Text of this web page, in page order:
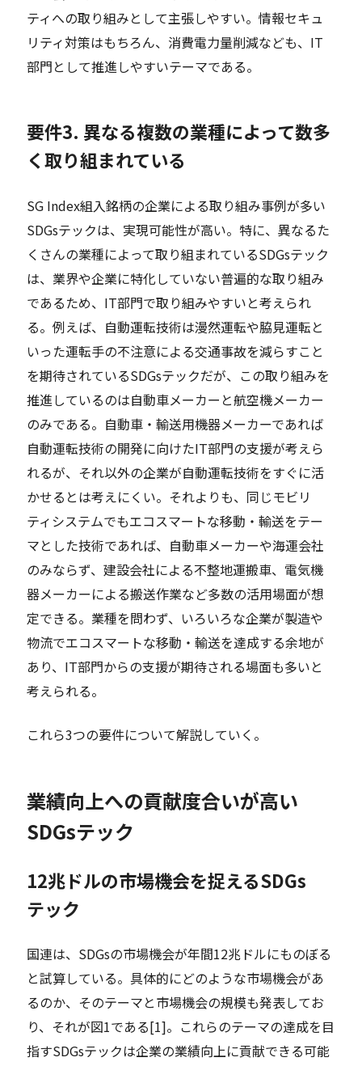
ティへの取り組みとして主張しやすい。情報セキュ
リティ対策はもちろん、消費電力量削減なども、IT
部門として推進しやすいテーマである。
要件3. 異なる複数の業種によって数多
く取り組まれている
SG Index組入銘柄の企業による取り組み事例が多い
SDGsテックは、実現可能性が高い。特に、異なるた
くさんの業種によって取り組まれているSDGsテック
は、業界や企業に特化していない普遍的な取り組み
であるため、IT部門で取り組みやすいと考えられ
る。例えば、自動運転技術は漫然運転や脇見運転と
いった運転手の不注意による交通事故を減らすこと
を期待されているSDGsテックだが、この取り組みを
推進しているのは自動車メーカーと航空機メーカー
のみである。自動車・輸送用機器メーカーであれば
自動運転技術の開発に向けたIT部門の支援が考えら
れるが、それ以外の企業が自動運転技術をすぐに活
かせるとは考えにくい。それよりも、同じモビリ
ティシステムでもエコスマートな移動・輸送をテー
マとした技術であれば、自動車メーカーや海運会社
のみならず、建設会社による不整地運搬車、電気機
器メーカーによる搬送作業など多数の活用場面が想
定できる。業種を問わず、いろいろな企業が製造や
物流でエコスマートな移動・輸送を達成する余地が
あり、IT部門からの支援が期待される場面も多いと
考えられる。
これら3つの要件について解説していく。
業績向上への貢献度合いが高い
SDGsテック
12兆ドルの市場機会を捉えるSDGs
テック
国連は、SDGsの市場機会が年間12兆ドルにものぼる
と試算している。具体的にどのような市場機会があ
るのか、そのテーマと市場機会の規模も発表してお
り、それが図1である[1]。これらのテーマの達成を目
指すSDGsテックは企業の業績向上に貢献できる可能